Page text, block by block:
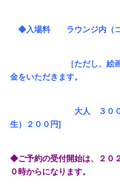
◆入場料 ラウンジ内（コ
［ただし、絵画展示
金をいただきます。
大人 ３００円・中
生）２００円]
◆ご予約の受付開始は、２０
０時からになります。